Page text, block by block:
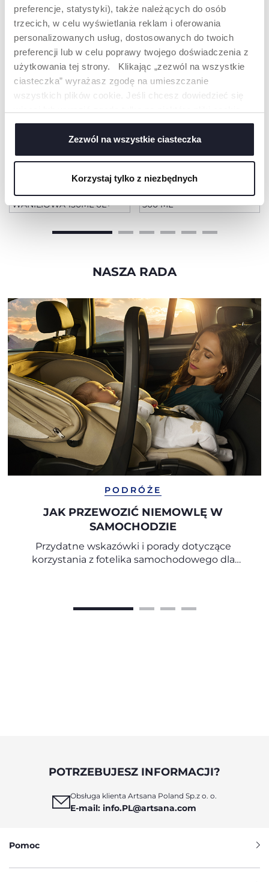
preferencje, statystyki), także należących do osób
trzecich, w celu wyświetlania reklam i oferowania
personalizowanych usług, dostosowanych do twoich
preferencji lub w celu poprawy twojego doświadczenia z
użytkowania tej strony. Klikając „zezwól na wszystkie
ciasteczka” wyrażasz zgodę na umieszczanie
wszystkich plików cookie. Jeśli chcesz dowiedzieć się
kliknij „Ustawienia”. Zamykając ten baner, wyrażasz
zgodę na używanie wyłącznie technicznych plików
cookie, które są niezbędne dla żądanej usługi.
Zezwól na wszystkie ciasteczka
Korzystaj tylko z niezbędnych
PRODUKTY, KTÓRE MOGĄ CIĘ
ZAINTERESOWAĆ
ODŻYWKA DO WŁOSÓW
WANILIOWA 150ML 6L+
SZAMPON DO WŁOSÓW
500 ML
NASZA RADA
PODRÓŻE
JAK PRZEWOZIĆ NIEMOWLĘ W
SAMOCHODZIE
Przydatne wskazówki i porady dotyczące
korzystania z fotelika samochodowego dla
POTRZEBUJESZ INFORMACJI?
Obsługa klienta Artsana Poland Sp.z o. o.
E-mail: info.PL@artsana.com
Pomoc